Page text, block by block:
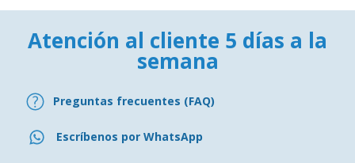
Atención al cliente 5 días a la
semana
Preguntas frecuentes (FAQ)
Escríbenos por WhatsApp